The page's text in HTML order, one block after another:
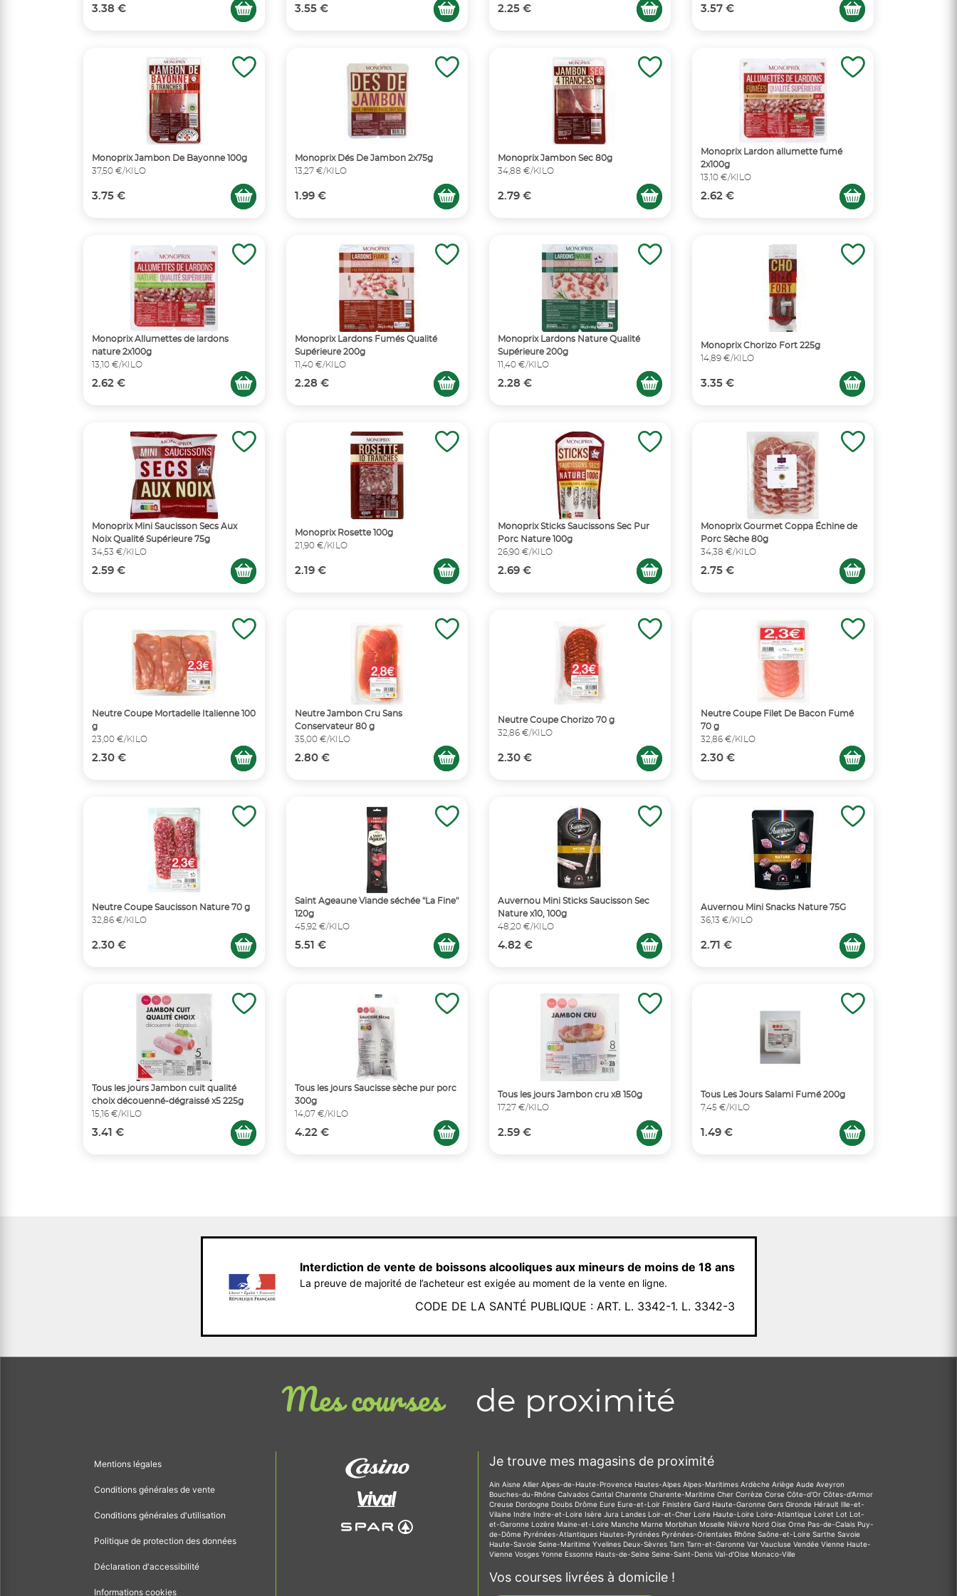
3.38 € 3.55 € 2.25 € 3.57 €
Monoprix Jambon De Bayonne 100g
37,50 €/KILO
3.75 €
Monoprix Dés De Jambon 2x75g
13,27 €/KILO
1.99 €
Monoprix Jambon Sec 80g
34,88 €/KILO
2.79 €
Monoprix Lardon allumette fumé
2x100g
13,10 €/KILO
2.62 €
Monoprix Allumettes de lardons
nature 2x100g
13,10 €/KILO
2.62 €
Monoprix Lardons Fumés Qualité
Supérieure 200g
11,40 €/KILO
2.28 €
Monoprix Lardons Nature Qualité
Supérieure 200g
11,40 €/KILO
2.28 €
Monoprix Chorizo Fort 225g
14,89 €/KILO
3.35 €
Monoprix Mini Saucisson Secs Aux
Noix Qualité Supérieure 75g
34,53 €/KILO
2.59 €
Monoprix Rosette 100g
21,90 €/KILO
2.19 €
Monoprix Sticks Saucissons Sec Pur
Porc Nature 100g
26,90 €/KILO
2.69 €
Monoprix Gourmet Coppa Échine de
Porc Sèche 80g
34,38 €/KILO
2.75 €
Neutre Coupe Mortadelle Italienne 100
g
23,00 €/KILO
2.30 €
Neutre Jambon Cru Sans
Conservateur 80 g
35,00 €/KILO
2.80 €
Neutre Coupe Chorizo 70 g
32,86 €/KILO
2.30 €
Neutre Coupe Filet De Bacon Fumé
70 g
32,86 €/KILO
2.30 €
Neutre Coupe Saucisson Nature 70 g
32,86 €/KILO
2.30 €
Saint Ageaune Viande séchée "La Fine"
120g
45,92 €/KILO
5.51 €
Auvernou Mini Sticks Saucisson Sec
Nature x10, 100g
48,20 €/KILO
4.82 €
Auvernou Mini Snacks Nature 75G
36,13 €/KILO
2.71 €
Tous les jours Jambon cuit qualité
choix découenné-dégraissé x5 225g
15,16 €/KILO
3.41 €
Tous les jours Saucisse sèche pur porc
300g
14,07 €/KILO
4.22 €
Tous les jours Jambon cru x8 150g
17,27 €/KILO
2.59 €
Tous Les Jours Salami Fumé 200g
7,45 €/KILO
1.49 €
Interdiction de vente de boissons alcooliques aux mineurs de moins de 18 ans
La preuve de majorité de l’acheteur est exigée au moment de la vente en ligne.
CODE DE LA SANTÉ PUBLIQUE : ART. L. 3342-1. L. 3342-3
Mes courses de proximité
Mentions légales
Conditions générales de vente
Conditions générales d'utilisation
Politique de protection des données
Déclaration d'accessibilité
Informations cookies
Je trouve mes magasins de proximité
Ain Aisne Allier Alpes-de-Haute-Provence Hautes-Alpes Alpes-Maritimes Ardèche Ariège Aude Aveyron
Bouches-du-Rhône Calvados Cantal Charente Charente-Maritime Cher Corrèze Corse Côte-d'Or Côtes-d'Armor
Creuse Dordogne Doubs Drôme Eure Eure-et-Loir Finistère Gard Haute-Garonne Gers Gironde Hérault Ille-et-
Vilaine Indre Indre-et-Loire Isère Jura Landes Loir-et-Cher Loire Haute-Loire Loire-Atlantique Loiret Lot Lot-
et-Garonne Lozère Maine-et-Loire Manche Marne Morbihan Moselle Nièvre Nord Oise Orne Pas-de-Calais Puy-
de-Dôme Pyrénées-Atlantiques Hautes-Pyrénées Pyrénées-Orientales Rhône Saône-et-Loire Sarthe Savoie
Haute-Savoie Seine-Maritime Yvelines Deux-Sèvres Tarn Tarn-et-Garonne Var Vaucluse Vendée Vienne Haute-
Vienne Vosges Yonne Essonne Hauts-de-Seine Seine-Saint-Denis Val-d'Oise Monaco-Ville
Vos courses livrées à domicile !